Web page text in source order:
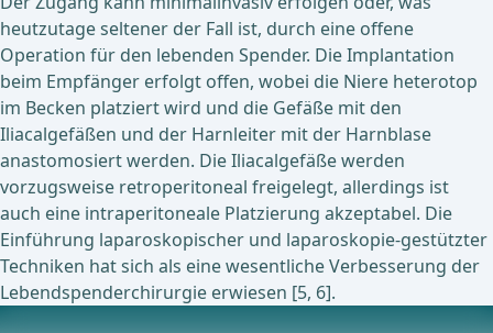
heutzutage seltener der Fall ist, durch eine offene
Operation für den lebenden Spender. Die Implantation
beim Empfänger erfolgt offen, wobei die Niere heterotop
im Becken platziert wird und die Gefäße mit den
Iliacalgefäßen und der Harnleiter mit der Harnblase
anastomosiert werden. Die Iliacalgefäße werden
vorzugsweise retroperitoneal freigelegt, allerdings ist
auch eine intraperitoneale Platzierung akzeptabel. Die
Einführung laparoskopischer und laparoskopie-gestützter
Techniken hat sich als eine wesentliche Verbesserung der
Lebendspenderchirurgie erwiesen [5, 6].
Aktuell laufende Studien